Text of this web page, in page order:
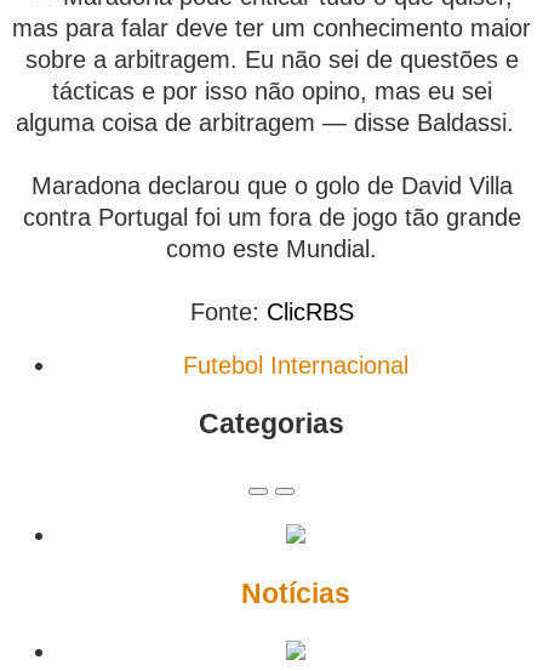
mas para falar deve ter um conhecimento maior
sobre a arbitragem. Eu não sei de questões e
tácticas e por isso não opino, mas eu sei
alguma coisa de arbitragem — disse Baldassi.
Maradona declarou que o golo de David Villa
contra Portugal foi um fora de jogo tão grande
como este Mundial .
Fonte: ClicRBS
Futebol Internacional
Categorias
Notícias